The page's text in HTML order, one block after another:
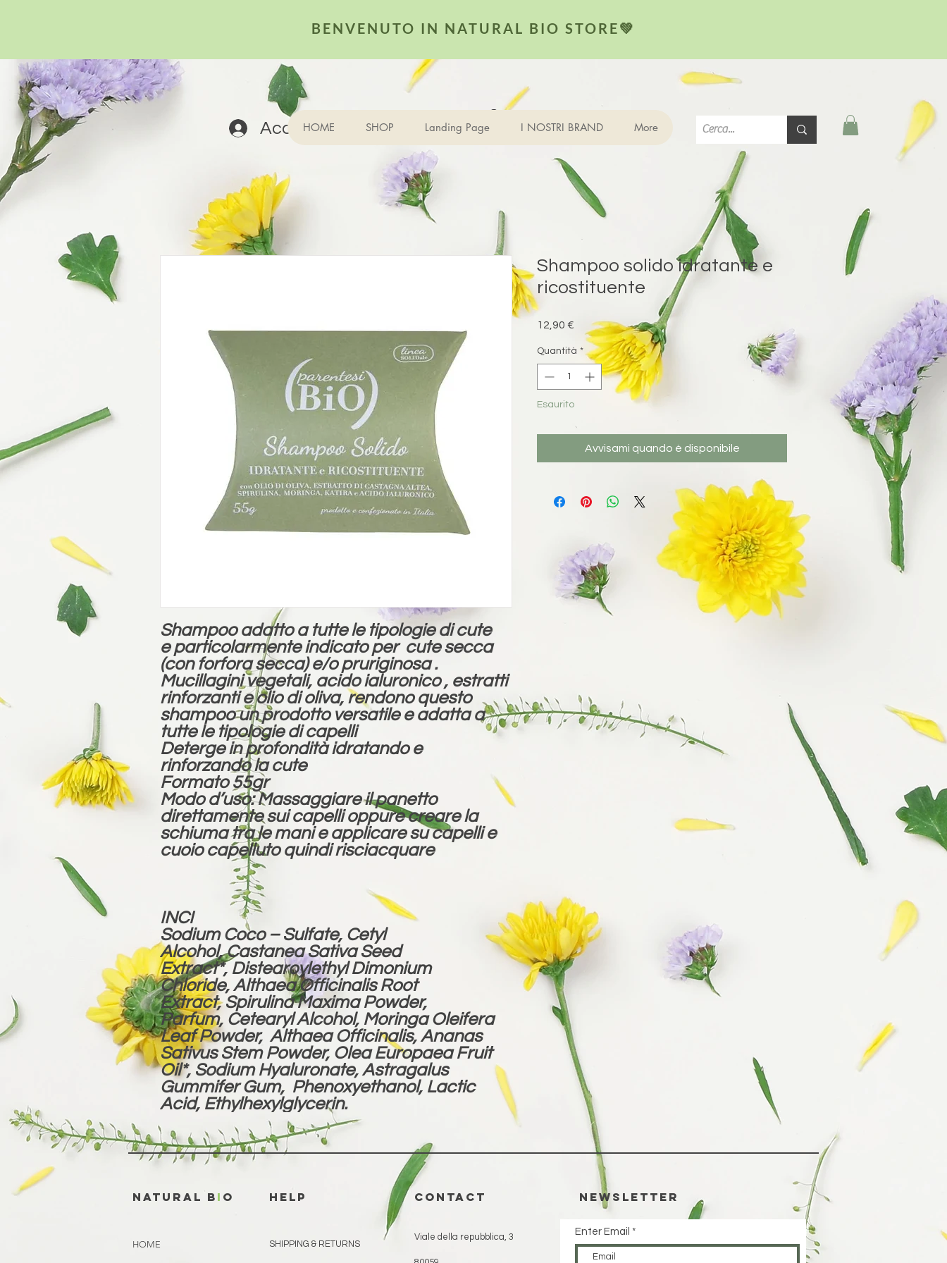
BENVENUTO IN NATURAL BIO STORE💚
AccediHOME SHOP Landing Page I NOSTRI BRAND More
Shampoo adatto a tutte le tipologie di cute
e particolarmente indicato per cute secca
(con forfora secca) e/o pruriginosa .
Mucillagini vegetali, acido ialuronico , estratti
rinforzanti e olio di oliva, rendono questo
shampoo un prodotto versatile e adatta a
tutte le tipologie di capelli
Deterge in profondità idratando e
rinforzando la cute
Formato 55gr
Modo d’uso: Massaggiare il panetto
direttamente sui capelli oppure creare la
schiuma tra le mani e applicare su capelli e
cuoio capelluto quindi risciacquare
INCI
Sodium Coco – Sulfate, Cetyl
Alcohol, Castanea Sativa Seed
Extract*, Distearoylethyl Dimonium
Chloride, Althaea Officinalis Root
Extract, Spirulina Maxima Powder,
Parfum, Cetearyl Alcohol, Moringa Oleifera
Leaf Powder, Althaea Officinalis, Ananas
Sativus Stem Powder, Olea Europaea Fruit
Oil*, Sodium Hyaluronate, Astragalus
Gummifer Gum, Phenoxyethanol, Lactic
Acid, Ethylhexylglycerin.
Shampoo solido idratante e
ricostituente
12,90 € Prezzo
Quantità *
Esaurito
Avvisami quando è disponibile
natural b i o HELP
HOME SHIPPING & RETURNS
CONTACT
Viale della repubblica, 3
Newsletter
Enter Email